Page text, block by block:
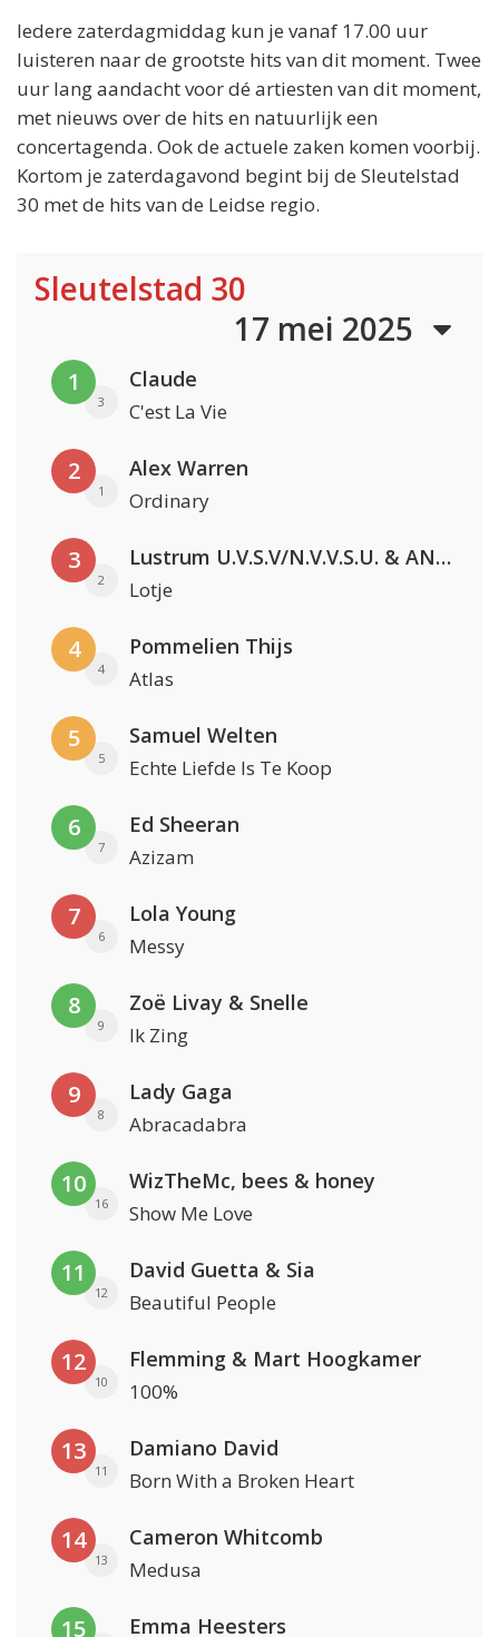
Iedere zaterdagmiddag kun je vanaf 17.00 uur
luisteren naar de grootste hits van dit moment. Twee
uur lang aandacht voor dé artiesten van dit moment,
met nieuws over de hits en natuurlijk een
concertagenda. Ook de actuele zaken komen voorbij.
Kortom je zaterdagavond begint bij de Sleutelstad
30 met de hits van de Leidse regio.
Sleutelstad 30
17 mei 2025
1
3
Claude
C'est La Vie
2
1
Alex Warren
Ordinary
3
2
Lustrum U.V.S.V/N.V.V.S.U. & ANNO ONS & Jopke van Dobbenburgh & Roeland Beelen
Lotje
4
4
Pommelien Thijs
Atlas
5
5
Samuel Welten
Echte Liefde Is Te Koop
6
7
Ed Sheeran
Azizam
7
6
Lola Young
Messy
8
9
Zoë Livay & Snelle
Ik Zing
9
8
Lady Gaga
Abracadabra
10
16
WizTheMc, bees & honey
Show Me Love
11
12
David Guetta & Sia
Beautiful People
12
10
Flemming & Mart Hoogkamer
100%
13
11
Damiano David
Born With a Broken Heart
14
13
Cameron Whitcomb
Medusa
15 Emma Heesters